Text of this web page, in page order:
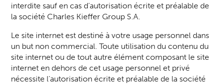
interdite sauf en cas d’autorisation écrite et préalable de
la société Charles Kieffer Group S.A.
Le site internet est destiné à votre usage personnel dans
un but non commercial. Toute utilisation du contenu du
site internet ou de tout autre élément composant le site
internet en dehors de cet usage personnel et privé
nécessite l’autorisation écrite et préalable de la société